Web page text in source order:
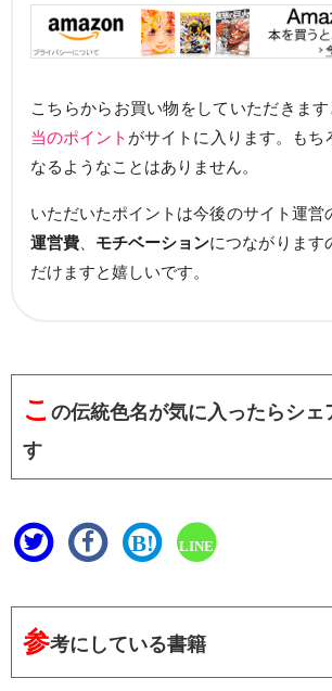
こちらからお買い物をしていただきま
当のポイント がサイトに入ります。もち
なるようなことはありません。
いただいたポイントは今後のサイト運営
運営費
モチベーションにつながります
だけますと嬉しいです。
こ の伝統色名が気に入ったらシェ
す
B! LINE
参考にしている書籍